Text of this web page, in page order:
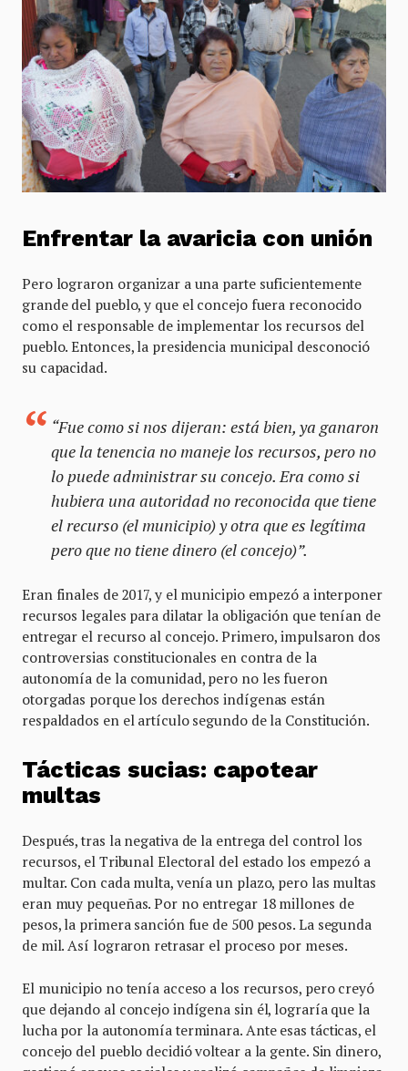
Enfrentar la avaricia con unión
Pero lograron organizar a una parte suficientemente
grande del pueblo, y que el concejo fuera reconocido
como el responsable de implementar los recursos del
pueblo. Entonces, la presidencia municipal desconoció
su capacidad.
“Fue como si nos dijeran: está bien, ya ganaron
que la tenencia no maneje los recursos, pero no
lo puede administrar su concejo. Era como si
hubiera una autoridad no reconocida que tiene
el recurso (el municipio) y otra que es legítima
pero que no tiene dinero (el concejo)”.
Eran finales de 2017, y el municipio empezó a interponer
recursos legales para dilatar la obligación que tenían de
entregar el recurso al concejo. Primero, impulsaron dos
controversias constitucionales en contra de la
autonomía de la comunidad, pero no les fueron
otorgadas porque los derechos indígenas están
respaldados en el artículo segundo de la Constitución.
Tácticas sucias: capotear
multas
Después, tras la negativa de la entrega del control los
recursos, el Tribunal Electoral del estado los empezó a
multar. Con cada multa, venía un plazo, pero las multas
eran muy pequeñas. Por no entregar 18 millones de
pesos, la primera sanción fue de 500 pesos. La segunda
de mil. Así lograron retrasar el proceso por meses.
El municipio no tenía acceso a los recursos, pero creyó
que dejando al concejo indígena sin él, lograría que la
lucha por la autonomía terminara. Ante esas tácticas, el
concejo del pueblo decidió voltear a la gente. Sin dinero,